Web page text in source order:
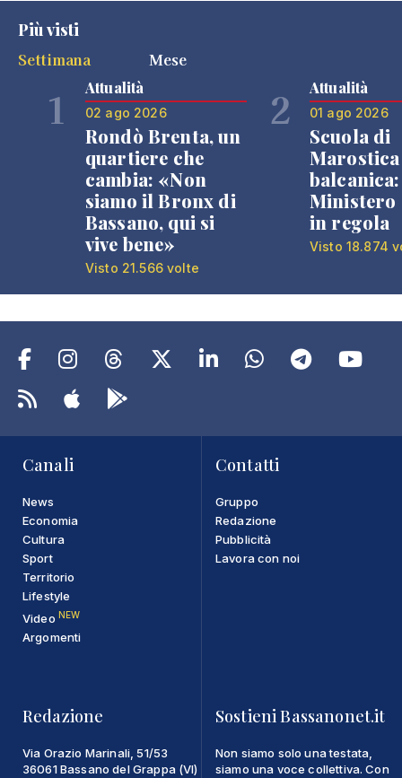
Più visti
Settimana
Mese
1 Attualità
02 ago 2026
Rondò Brenta, un
quartiere che
cambia: «Non
siamo il Bronx di
Bassano, qui si
vive bene»
Visto 21.566 volte
2 Attualità
01 ago 2026
Scuola di
Ministero
in regola
Visto 18.874
Canali
News
Economia
Cultura
Sport
Territorio
Lifestyle
Video NEW
Argomenti
Contatti
Gruppo
Redazione
Pubblicità
Lavora con noi
Redazione
Via Orazio Marinali, 51/53
36061 Bassano del Grappa (VI)
Sostieni Bassanonet.it
Non siamo solo una testata,
siamo una voce collettiva. Con